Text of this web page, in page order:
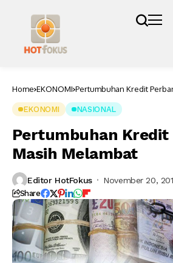
Home EKONOMI Pertumbuhan Kredit
EKONOMI NASIONAL
Pertumbuhan Kredit
Masih Melambat
Editor HotFokus November 20,
Share